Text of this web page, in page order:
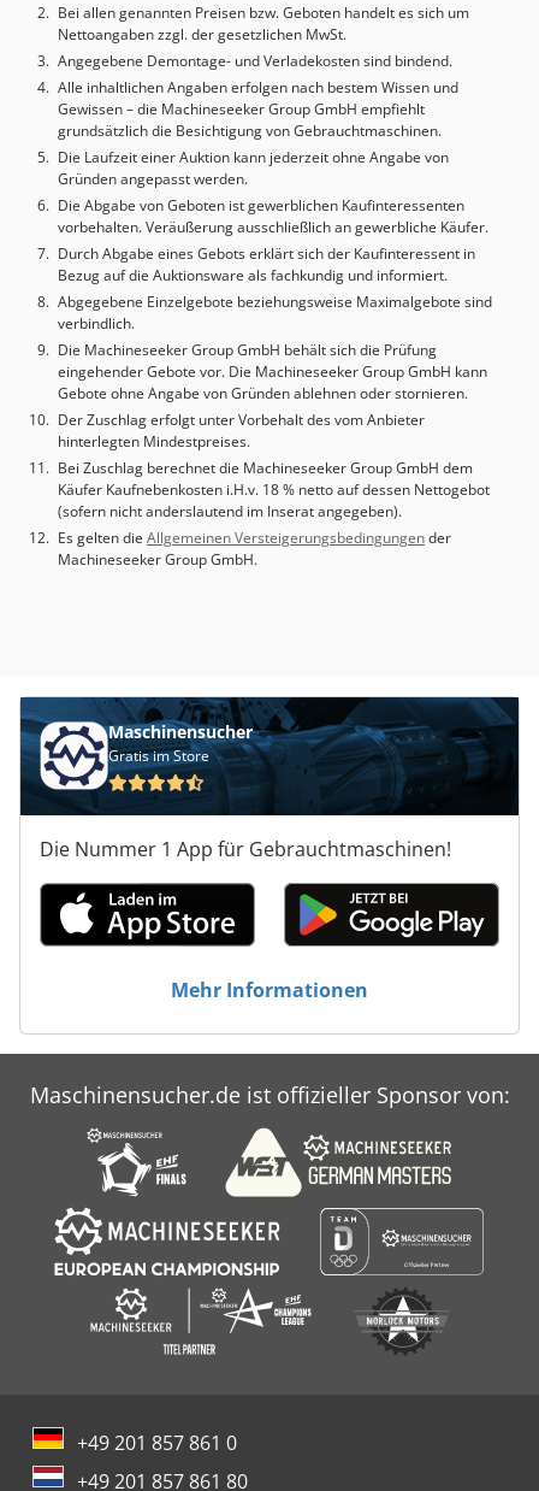
Bei allen genannten Preisen bzw. Geboten handelt es sich um
Nettoangaben zzgl. der gesetzlichen MwSt.
Angegebene Demontage- und Verladekosten sind bindend.
Alle inhaltlichen Angaben erfolgen nach bestem Wissen und
Gewissen – die Machineseeker Group GmbH empfiehlt
grundsätzlich die Besichtigung von Gebrauchtmaschinen.
Die Laufzeit einer Auktion kann jederzeit ohne Angabe von
Gründen angepasst werden.
Die Abgabe von Geboten ist gewerblichen Kaufinteressenten
vorbehalten. Veräußerung ausschließlich an gewerbliche Käufer.
Durch Abgabe eines Gebots erklärt sich der Kaufinteressent in
Bezug auf die Auktionsware als fachkundig und informiert.
Abgegebene Einzelgebote beziehungsweise Maximalgebote sind
verbindlich.
Die Machineseeker Group GmbH behält sich die Prüfung
eingehender Gebote vor. Die Machineseeker Group GmbH kann
Gebote ohne Angabe von Gründen ablehnen oder stornieren.
Der Zuschlag erfolgt unter Vorbehalt des vom Anbieter
hinterlegten Mindestpreises.
Bei Zuschlag berechnet die Machineseeker Group GmbH dem
Käufer Kaufnebenkosten i.H.v. 18 % netto auf dessen Nettogebot
(sofern nicht anderslautend im Inserat angegeben).
Es gelten die Allgemeinen Versteigerungsbedingungender
Machineseeker Group GmbH.
Maschinensucher
Gratis im Store
Die Nummer 1 App für Gebrauchtmaschinen!
Mehr Informationen
Maschinensucher.de ist offizieller Sponsor von:
+49 201 857 861 0
+49 201 857 861 80